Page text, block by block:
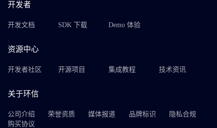
开发者
开发文档 SDK 下载 Demo 体验
资源中心
开发者社区 开源项目 集成教程 技术资讯
关于环信
公司介绍 荣誉资质 媒体报道 品牌标识
隐私合规
购买协议